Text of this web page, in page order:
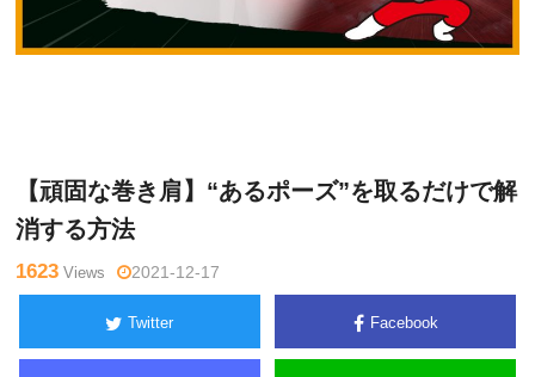
【頑固な巻き肩】“あるポーズ”を取るだけで解
消する方法
1623 Views 2021-12-17
Twitter Facebook